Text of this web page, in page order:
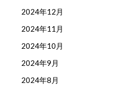
2024年12月
2024年11月
2024年10月
2024年9月
2024年8月